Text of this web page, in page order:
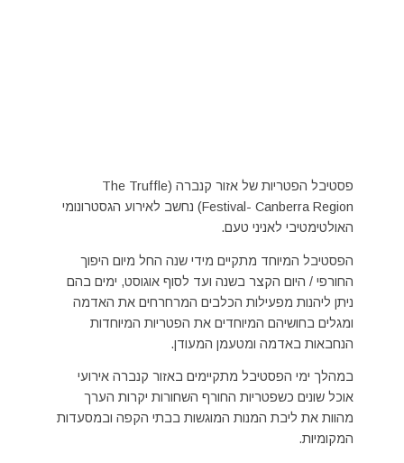
פסטיבל הפטריות של אזור קנברה (The Truffle
Festival- Canberra Region) נחשב לאירוע הגסטרונומי
האולטימטיבי לאניני טעם.
הפסטיבל המיוחד מתקיים מידי שנה החל מיום היפוך
החורפי / היום הקצר בשנה ועד לסוף אוגוסט, ימים בהם
ניתן ליהנות מפעילות הכלבים המרחרחים את האדמה
ומגלים בחושיהם המיוחדים את הפטריות המיוחדות
הנחבאות באדמה ומטעמן המעודן.
במהלך ימי הפסטיבל מתקיימים באזור קנברה אירועי
אוכל שונים כשפטריות החורף השחורות יקרות הערך
מהוות את ליבת המנות המוגשות בבתי הקפה ובמסעדות
המקומיות.